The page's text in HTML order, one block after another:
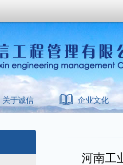
关于诚信 企业文化
河南工